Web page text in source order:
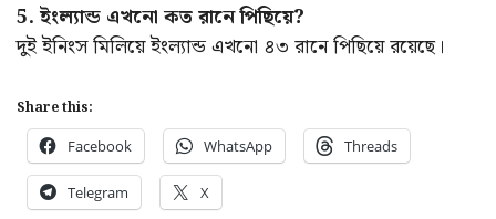
5. ইংল্যান্ড এখনো কত রানে পিছিয়ে?
দুই ইনিংস মিলিয়ে ইংল্যান্ড এখনো ৪৩ রানে পিছিয়ে রয়েছে।
Share this:
Facebook WhatsApp Threads
Telegram X